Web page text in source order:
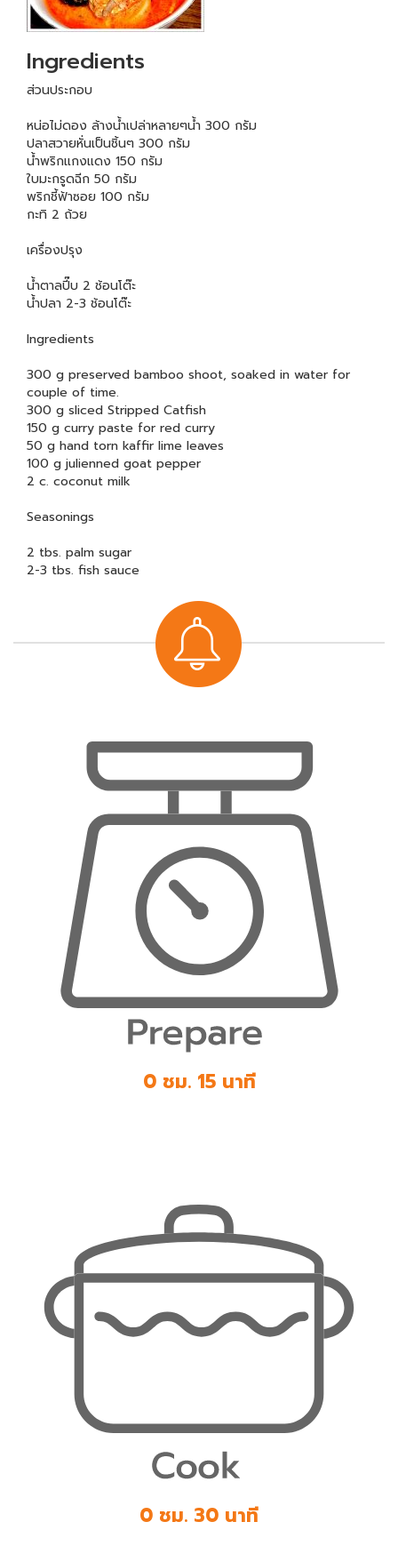
Ingredients
ส่วนประกอบ
หน่อไม่ดอง ล้างน้ำเปล่าหลายๆน้ำ 300 กรัม
ปลาสวายหั่นเป็นชิ้นๆ 300 กรัม
น้ำพริกแกงแดง 150 กรัม
ใบมะกรูดฉีก 50 กรัม
พริกชี้ฟ้าซอย 100 กรัม
กะทิ 2 ถ้วย
เครื่องปรุง
น้ำตาลปี๊บ 2 ช้อนโต๊ะ
น้ำปลา 2-3 ช้อนโต๊ะ
Ingredients
300 g preserved bamboo shoot, soaked in water for
couple of time.
300 g sliced Stripped Catfish
150 g curry paste for red curry
50 g hand torn kaffir lime leaves
100 g julienned goat pepper
2 c. coconut milk
Seasonings
2 tbs. palm sugar
2-3 tbs. fish sauce
0 ชม. 15 นาที
0 ชม. 30 นาที